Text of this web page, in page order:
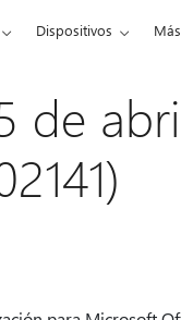
Dispositivos Más
de